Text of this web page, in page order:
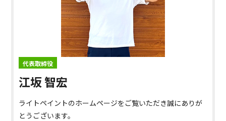
代表取締役
江坂 智宏
ライトペイントのホームページをご覧いただき誠にありが
とうございます。